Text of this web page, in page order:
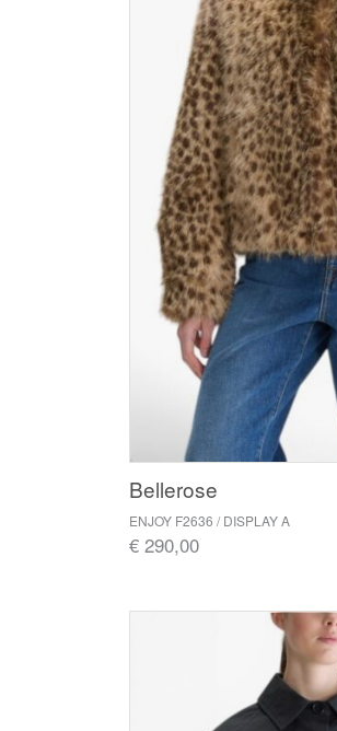
Bellerose
ENJOY F2636 / DISPLAY A
€ 290,00